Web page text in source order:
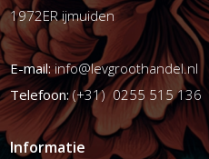
1972ER ijmuiden
E-mail:info@levgroothandel.nl
Telefoon:(+31) 0255 515 136
Informatie